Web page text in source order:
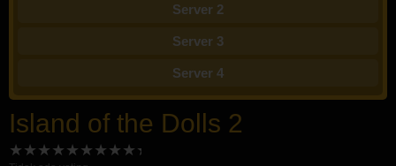
Server 2
Server 3
Server 4
Island of the Dolls 2